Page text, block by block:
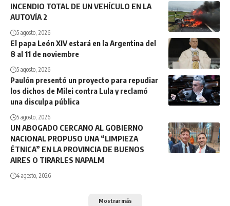
INCENDIO TOTAL DE UN VEHÍCULO EN LA
AUTOVÍA 2
5 agosto, 2026
El papa León XIV estará en la Argentina del
8 al 11 de noviembre
5 agosto, 2026
Paulón presentó un proyecto para repudiar
los dichos de Milei contra Lula y reclamó
una disculpa pública
5 agosto, 2026
UN ABOGADO CERCANO AL GOBIERNO
NACIONAL PROPUSO UNA “LIMPIEZA
ÉTNICA” EN LA PROVINCIA DE BUENOS
AIRES O TIRARLES NAPALM
4 agosto, 2026
Mostrar más